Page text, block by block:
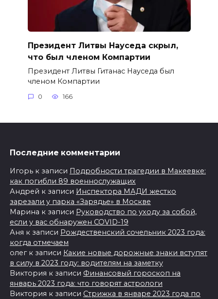
Президент Литвы Науседа скрыл,
что был членом Компартии
Президент Литвы Гитанас Науседа был
членом Компартии
0 166
Последние комментарии
Игорь к записи Подробности трагедии в Макеевке:
как погибли 89 военнослужащих
Андрей к записи Инспектора МАДИ жестко
зарезали у парка «Зарядье» в Москве
Марина к записи Руководство по уходу за собой,
если у вас обнаружен COVID-19
Аня к записи Рождественский сочельник 2023 года:
когда отмечаем
олегк записи Какие новые дорожные знаки вступят
в силу в 2023 году: водителям на заметку
Виктория к записи Финансовый гороскоп на
январь 2023 года: что говорят астрологи
Виктория к записи Стрижка в январе 2023 года по